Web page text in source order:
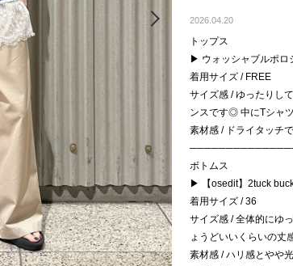
2026.04.20
トップス
▶︎ ウォッシャブルポロ
着用サイズ / FREE
サイズ感 / ゆったりし
ンスです◎ 中にTシャ
素材感 / ドライタッチ
ボトムス
▶︎ 【osedit】2tuck
着用サイズ / 36
サイズ感 / 全体的にゆ
ょうどいいくらいの丈
素材感 / ハリ感とやや